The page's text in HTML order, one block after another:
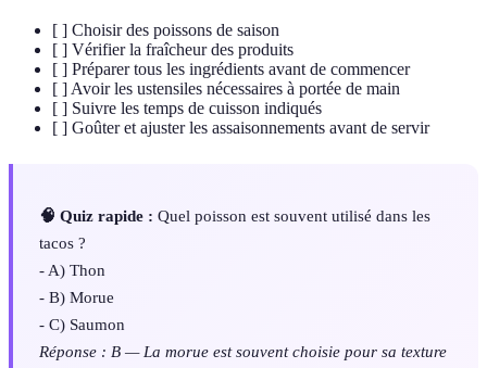
[ ] Choisir des poissons de saison
[ ] Vérifier la fraîcheur des produits
[ ] Préparer tous les ingrédients avant de commencer
[ ] Avoir les ustensiles nécessaires à portée de main
[ ] Suivre les temps de cuisson indiqués
[ ] Goûter et ajuster les assaisonnements avant de servir
🧠 Quiz rapide : Quel poisson est souvent utilisé dans les
tacos ?
- A) Thon
- B) Morue
- C) Saumon
Réponse : B — La morue est souvent choisie pour sa texture